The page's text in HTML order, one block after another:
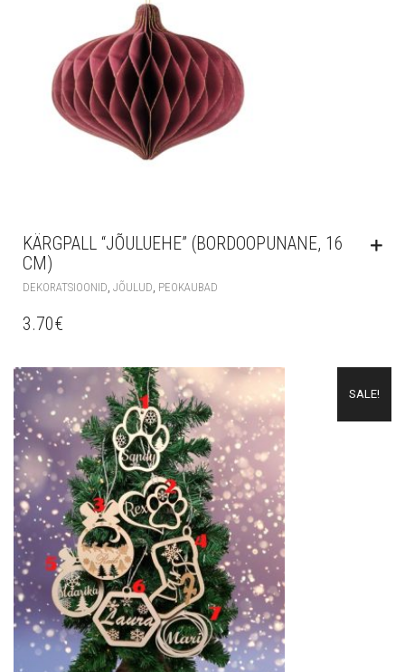
KÄRGPALL “JÕULUEHE” (BORDOOPUNANE, 16
CM)
DEKORATSIOONID, JÕULUD, PEOKAUBAD
3.70€
SALE!